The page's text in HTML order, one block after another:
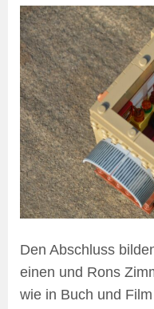
Den Abschluss
einen und Rons
wie in Buch und